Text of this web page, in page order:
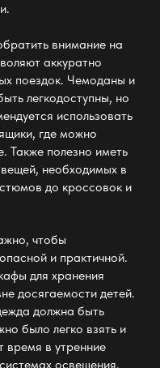
внимание на
аккуратно
поездок. Чемоданы и
легкодоступны, но
использовать
где можно
Также полезно иметь
необходимых в
до кроссовок и
чтобы
и практичной.
для хранения
досягаемости детей.
должна быть
было легко взять и
время в утренние
освещения,